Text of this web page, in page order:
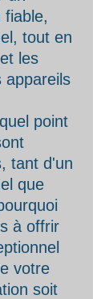
fiable,
tout en
les
appareils
point
tant d'un
que
à offrir
votre
soit